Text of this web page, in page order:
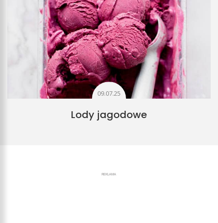
09.07.25
Lody jagodowe
REKLAMA